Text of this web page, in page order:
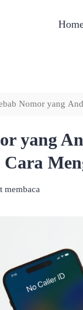
Nomor yang
yang
membaca